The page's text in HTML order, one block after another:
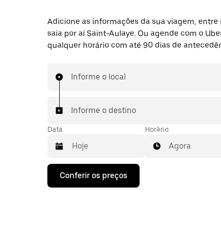
Adicione as informações da sua viagem, entre
saia por aí Saint-Aulaye. Ou agende com o
qualquer horário com até 90 dias de
Informe o local
Informe o destino
Data
Pressione
seta
Horário
Agora
Conferir os preços